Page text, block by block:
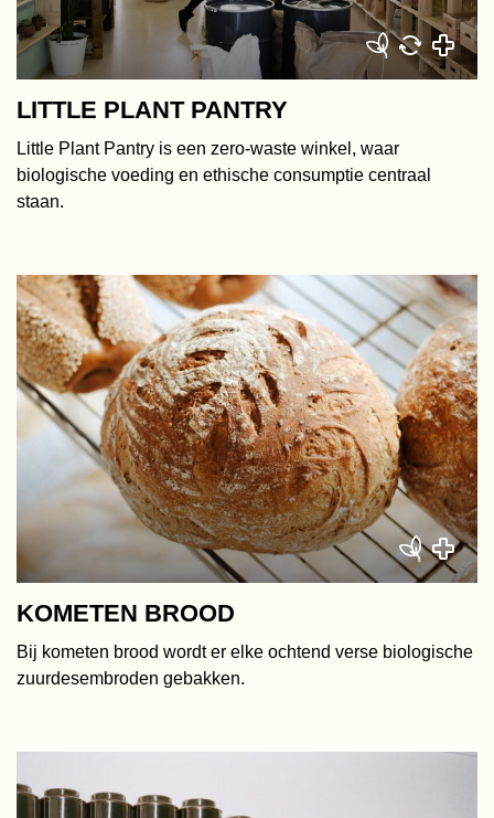
LITTLE PLANT PANTRY
Little Plant Pantry is een zero-waste winkel, waar
biologische voeding en ethische consumptie centraal
staan.
KOMETEN BROOD
Bij kometen brood wordt er elke ochtend verse biologische
zuurdesembroden gebakken.